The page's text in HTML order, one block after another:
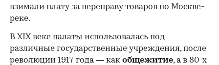
взимали плату за переправу товаров по Москве-
реке.
В XIX веке палаты использовалась под
различные государственные учреждения, после
революции 1917 года — как общежитие, а в 80-х